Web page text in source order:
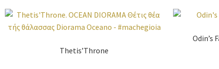
Thetis’Throne
Odin’s